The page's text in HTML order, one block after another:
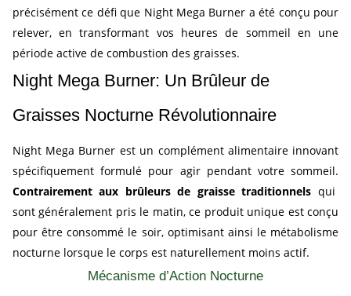
précisément ce défi que Night Mega Burner a été conçu pour
relever, en transformant vos heures de sommeil en une
période active de combustion des graisses.
Night Mega Burner: Un Brûleur de
Graisses Nocturne Révolutionnaire
Night Mega Burner est un complément alimentaire innovant
spécifiquement formulé pour agir pendant votre sommeil.
Contrairement aux brûleurs de graisse traditionnels qui
sont généralement pris le matin, ce produit unique est conçu
pour être consommé le soir, optimisant ainsi le métabolisme
nocturne lorsque le corps est naturellement moins actif.
Mécanisme d’Action Nocturne